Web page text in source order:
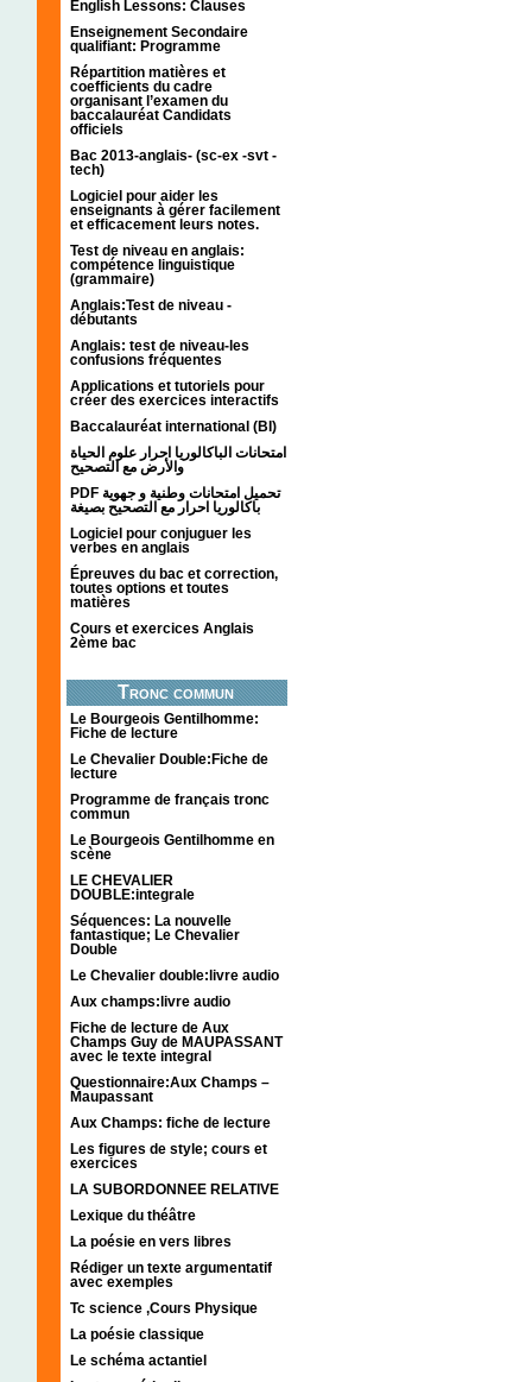
English Lessons: Clauses
Enseignement Secondaire
qualifiant: Programme
Répartition matières et
coefficients du cadre
organisant l’examen du
baccalauréat Candidats
officiels
Bac 2013-anglais- (sc-ex -svt -
tech)
Logiciel pour aider les
enseignants à gérer facilement
et efficacement leurs notes.
Test de niveau en anglais:
compétence linguistique
(grammaire)
Anglais:Test de niveau -
débutants
Anglais: test de niveau-les
confusions fréquentes
Applications et tutoriels pour
créer des exercices interactifs
Baccalauréat international (BI)
امتحانات الباكالوريا احرار علوم الحياة
والأرض مع التصحيح
PDF تحميل امتحانات وطنية و جهوية
باكالوريا احرار مع التصحيح بصيغة
Logiciel pour conjuguer les
verbes en anglais
Épreuves du bac et correction,
toutes options et toutes
matières
Cours et exercices Anglais
2ème bac
Tronc commun
Le Bourgeois Gentilhomme:
Fiche de lecture
Le Chevalier Double:Fiche de
lecture
Programme de français tronc
commun
Le Bourgeois Gentilhomme en
scène
LE CHEVALIER
DOUBLE:integrale
Séquences: La nouvelle
fantastique; Le Chevalier
Double
Le Chevalier double:livre audio
Aux champs:livre audio
Fiche de lecture de Aux
Champs Guy de MAUPASSANT
avec le texte integral
Questionnaire:Aux Champs –
Maupassant
Aux Champs: fiche de lecture
Les figures de style; cours et
exercices
LA SUBORDONNEE RELATIVE
Lexique du théâtre
La poésie en vers libres
Rédiger un texte argumentatif
avec exemples
Tc science ,Cours Physique
La poésie classique
Le schéma actantiel